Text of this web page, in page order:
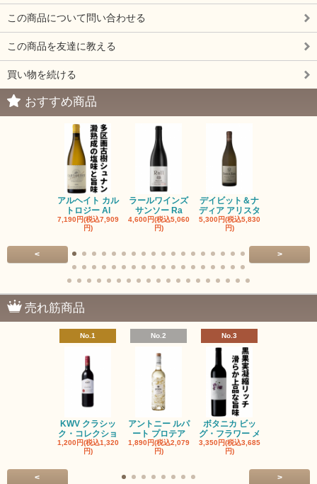
この商品について問い合わせる
この商品を友達に教える
買い物を続ける
おすすめ商品
アルヘイト カル
トロジー Al
7,190円(税込7,909
円)
ラールワインズ
サンソー Ra
4,600円(税込5,060
円)
デイビット＆ナ
ディア アリスタ
5,300円(税込5,830
円)
< >
売れ筋商品
No.1
KWV クラシッ
ク・コレクショ
1,200円(税込1,320
円)
No.2
アントニー ルパ
ート プロテア
1,890円(税込2,079
円)
No.3
ボタニカ ビッ
グ・フラワー メ
3,350円(税込3,685
円)
< >